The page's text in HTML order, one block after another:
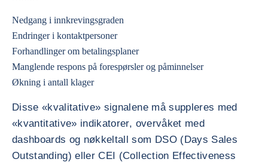
Nedgang i innkrevingsgraden
Endringer i kontaktpersoner
Forhandlinger om betalingsplaner
Manglende respons på forespørsler og påminnelser
Økning i antall klager
Disse «kvalitative» signalene må suppleres med
«kvantitative» indikatorer, overvåket med
dashboards og nøkkeltall som DSO (Days Sales
Outstanding) eller CEI (Collection Effectiveness